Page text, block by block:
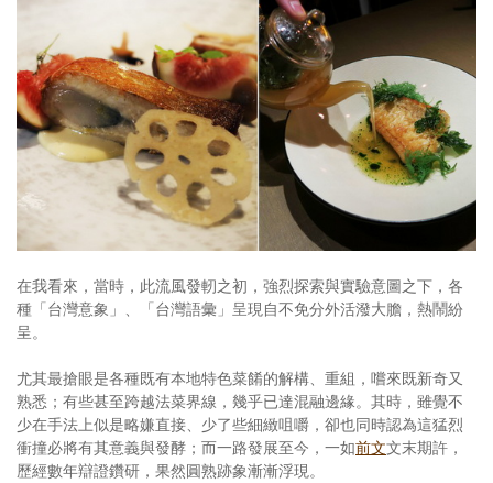
在我看來，當時，此流風發軔之初，強烈探索與實驗意圖之下，各
種「台灣意象」、「台灣語彙」呈現自不免分外活潑大膽，熱鬧紛
呈。
尤其最搶眼是各種既有本地特色菜餚的解構、重組，嚐來既新奇又
熟悉；有些甚至跨越法菜界線，幾乎已達混融邊緣。其時，雖覺不
少在手法上似是略嫌直接、少了些細緻咀嚼，卻也同時認為這猛烈
衝撞必將有其意義與發酵；而一路發展至今，一如前文文末期許，
歷經數年辯證鑽研，果然圓熟跡象漸漸浮現。